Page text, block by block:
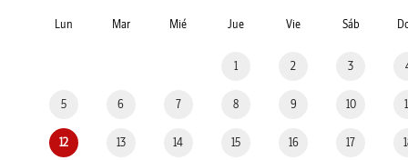
Lun Mar Mié Jue Vie Sáb
1 2 3
5 6 7 8 9 10
12 13 14 15 16 17